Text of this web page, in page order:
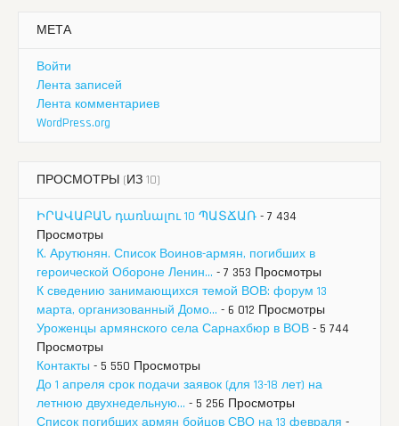
МЕТА
Войти
Лента записей
Лента комментариев
WordPress.org
ПРОСМОТРЫ (ИЗ 10)
ԻՐԱՎԱԲԱՆ դառնալու 10 ՊԱՏՃԱՌ - 7 434
Просмотры
К. Арутюнян. Список Воинов-армян, погибших в
героической Обороне Ленин... - 7 353 Просмотры
К сведению занимающихся темой ВОВ: форум 13
марта, организованный Домо... - 6 012 Просмотры
Уроженцы армянского села Сарнахбюр в ВОВ - 5 744
Просмотры
Контакты - 5 550 Просмотры
До 1 апреля срок подачи заявок (для 13-18 лет) на
летнюю двухнедельную... - 5 256 Просмотры
Список погибших армян бойцов СВО на 13 февраля -